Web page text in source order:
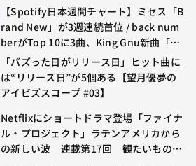
【Spotify日本週間チャート】ミセス「B
rand New」が3週連続首位 / back num
berがTop 10に3曲、King Gnu新曲「G
O GHOST」が初登場〜集計期間：2026
年7/24〜7/30
「バズった日がリリース日」ヒット曲に
は“リリース日”が5個ある【望月優夢の
アイビズスコープ #03】
Netflixにショートドラマ登場「ファイナ
ル・プロジェクト」ラテンアメリカから
の新しい波 連載第17回 観たいものが